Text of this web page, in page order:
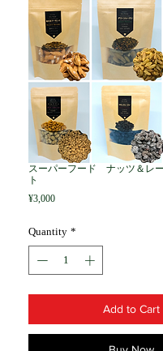
スーパーフード ナッツ＆レ
ト
¥3,000Price
Quantity *
Add to Cart